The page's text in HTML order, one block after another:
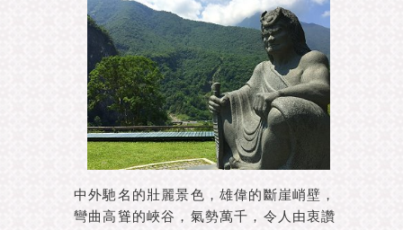
中外馳名的壯麗景色，雄偉的斷崖峭壁，
彎曲高聳的峽谷，氣勢萬千，令人由衷讚